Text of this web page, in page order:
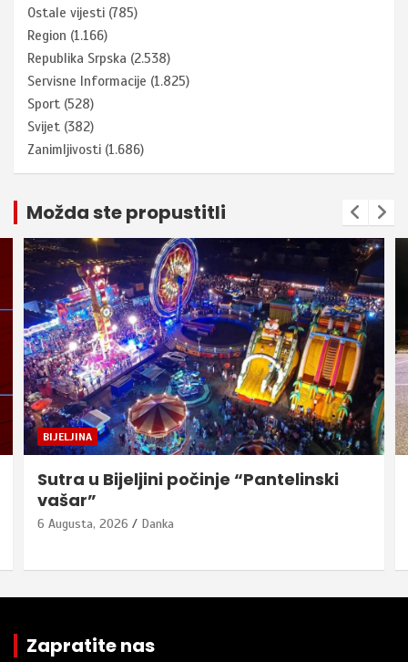
Ostale vijesti (785)
Region (1.166)
Republika Srpska (2.538)
Servisne Informacije (1.825)
Sport (528)
Svijet (382)
Zanimljivosti (1.686)
Možda ste propustitli
BIJELJINA
Sutra u Bijeljini počinje “Pantelinski
vašar”
6 Augusta, 2026 Danka
Zapratite nas